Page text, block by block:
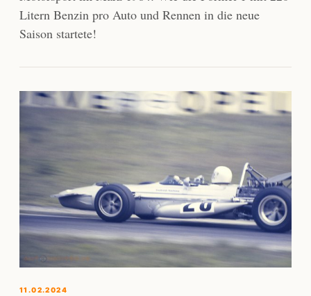
Litern Benzin pro Auto und Rennen in die neue
Saison startete!
11.02.2024